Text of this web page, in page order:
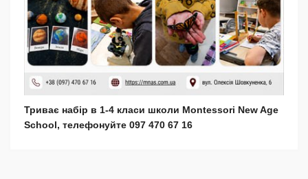
Триває набір в 1-4 класи школи Montessori New Age
School, телефонуйте 097 470 67 16